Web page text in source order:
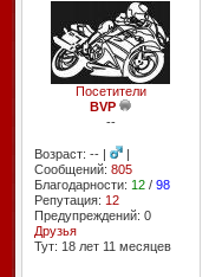
Посетители
BVP
--
Возраст: -- |
|
Сообщений: 805
Благодарности: 12/ 98
Репутация: 12
Предупреждений: 0
Друзья
Тут: 18 лет 11 месяцев